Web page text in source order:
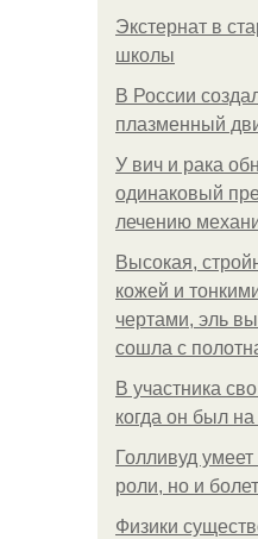
Экстернат в
школы
В России
плазменный
У вич и рака
одинаковый
лечению
Высокая,
кожей и
чертами, эль
сошла с
В участника
когда он был
Голливуд умеет
роли, но и
Физики